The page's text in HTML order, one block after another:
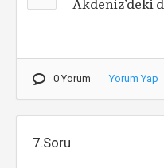
0 Yorum Yorum Yap
7.Soru